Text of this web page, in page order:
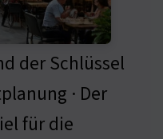
der Schlüssel
· Der
für die